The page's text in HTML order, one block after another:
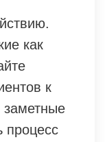
как
к
заметные
процесс